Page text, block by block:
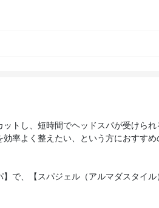
トし、短時間でヘッドスパが受けられ
率よく整えたい、という方におすすめ
で、【スパジェル（アルマダスタイル